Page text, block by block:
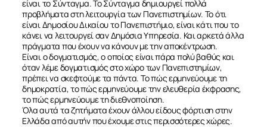
είναι το Σύνταγμα. Το Σύνταγμα δημιουργεί πολλά
προβλήματα στη λειτουργία των Πανεπιστημίων. Το ότι
είναι Δημοσίου Δικαίου το Πανεπιστήμιο, είναι κάτι που το
κάνει να λειτουργεί σαν Δημόσια Υπηρεσία. Και αρκετά άλλα
πράγματα που έχουν να κάνουν με την αποκέντρωση.
Είναι ο δογματισμός, ο οποίος είναι πάρα πολύ βαθύς και
όταν λέμε δογματισμός στο χώρο των Πανεπιστημίων,
πρέπει να σκεφτούμε τα πάντα. Το πώς ερμηνεύουμε τη
δημοκρατία, το πώς ερμηνεύουμε την ελευθερία έκφρασης,
το πώς ερμηνεύουμε τη διεθνοποίηση.
Όλα αυτά τα ζητήματα έχουν άλλου είδους φόρτιση στην
Ελλάδα από αυτήν που έχουμε στις περισσότερες χώρες.